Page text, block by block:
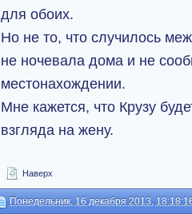
для обоих.
Но не то, что случилось
не ночевала дома и не
местонахождении.
Мне кажется, что Крузу
взгляда на жену.
Наверх
Понедельник, 16 декабря 2013,